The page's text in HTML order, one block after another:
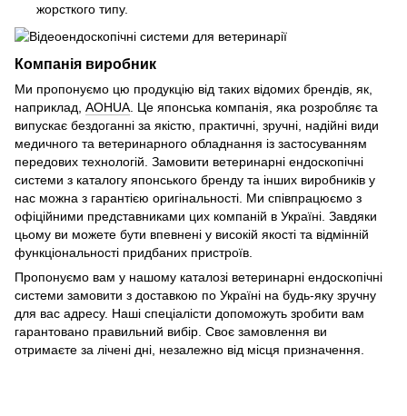
жорсткого типу.
Компанія виробник
Ми пропонуємо цю продукцію від таких відомих брендів, як,
наприклад, AOHUA. Це японська компанія, яка розробляє та
випускає бездоганні за якістю, практичні, зручні, надійні види
медичного та ветеринарного обладнання із застосуванням
передових технологій. Замовити ветеринарні ендоскопічні
системи з каталогу японського бренду та інших виробників у
нас можна з гарантією оригінальності. Ми співпрацюємо з
офіційними представниками цих компаній в Україні. Завдяки
цьому ви можете бути впевнені у високій якості та відмінній
функціональності придбаних пристроїв.
Пропонуємо вам у нашому каталозі ветеринарні ендоскопічні
системи замовити з доставкою по Україні на будь-яку зручну
для вас адресу. Наші спеціалісти допоможуть зробити вам
гарантовано правильний вибір. Своє замовлення ви
отримаєте за лічені дні, незалежно від місця призначення.